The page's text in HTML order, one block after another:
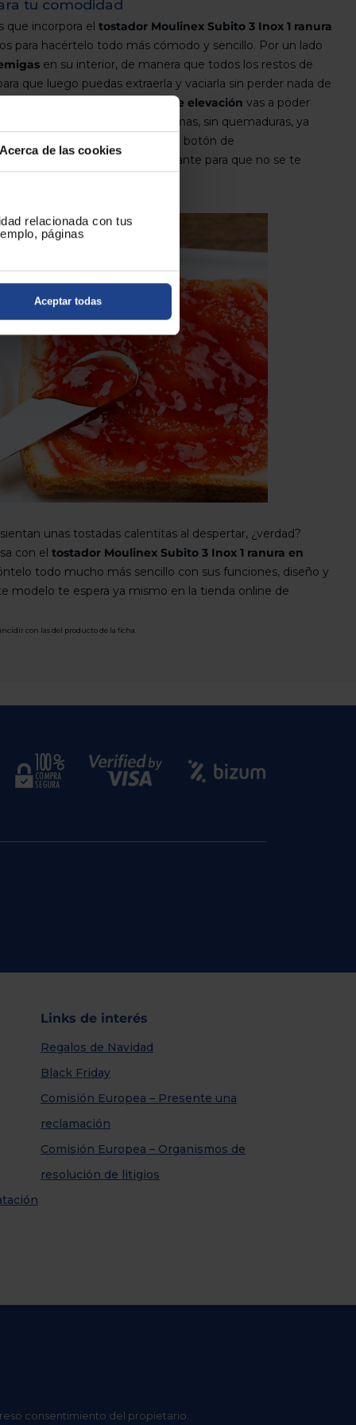
de las cookies
relacionada con tus
páginas
Aceptar todas
tu comodidad
que incorpora el tostador Moulinex Subito 3 Inox 1 ranura
para hacértelo todo más cómodo y sencillo. Por un lado
en su interior, de manera que todos los restos de
que luego puedas extraerla y vaciarla sin perder nada de
palanca de elevación vas a poder
hayas introducido sin problemas, sin quemaduras, ya
quedarán a tu alcance. Y con su botón de
su funcionamiento al instante para que no se te
unas tostadas calentitas al despertar, ¿verdad?
con el tostador Moulinex Subito 3 Inox 1 ranura en
todo mucho más sencillo con sus funciones, diseño y
modelo te espera ya mismo en la tienda online de
con las del producto de la ficha.
Links de interés
Regalos de Navidad
Black Friday
Comisión Europea – Presente una
reclamación
Comisión Europea – Organismos de
resolución de litigios
consentimiento del propietario.